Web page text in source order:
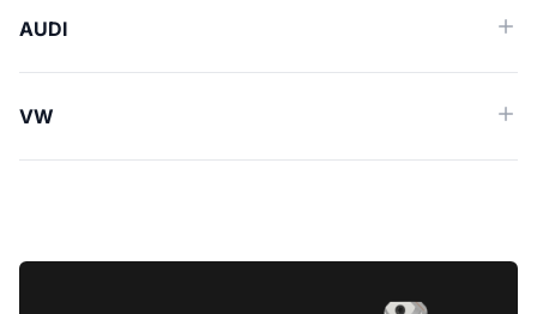
AUDI
VW